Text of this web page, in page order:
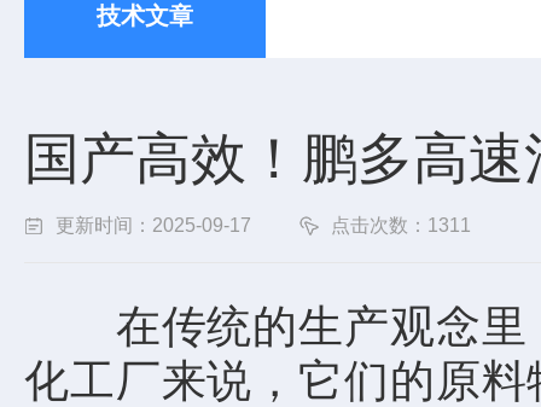
技术文章
国产高效！鹏多高
更新时间：2025-09-17 点击次数：1311
在传统的生产观念里
化工厂来说，它们的原